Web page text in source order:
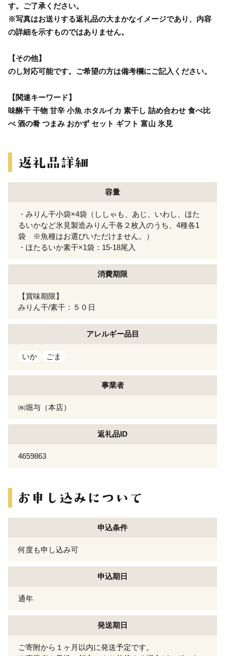
す。ご了承ください。
※写真はお送りする返礼品の大まかなイメージであり、内容
の詳細を示すものではありません。
【その他】
のし対応可能です。ご希望の方は備考欄にご記入ください。
【関連キーワード】
味醂干 干物 甘辛 小魚 ホタルイカ 素干し 詰め合わせ 食べ比
べ 酒の肴 つまみ おかず セット ギフト 富山 氷見
容量
・みりん干小袋×4袋（ししゃも、あじ、いわし、ほた
るいかなど氷見製造みりん干各２枚入のうち、4種各1
袋 ※魚種はお選びいただけません。）
・ほたるいか素干×1袋：15-18尾入
消費期限
【賞味期限】
みりん干/素干：５０日
アレルギー品目
いか ごま
事業者
㈱堀与（本店）
返礼品ID
4659863
申込条件
何度も申し込み可
申込期日
通年
発送期日
ご寄附から１ヶ月以内に発送予定です。